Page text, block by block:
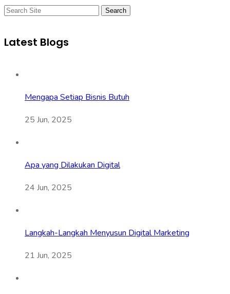
Search
Latest Blogs
Mengapa Setiap Bisnis Butuh
25 Jun, 2025
Apa yang Dilakukan Digital
24 Jun, 2025
Langkah-Langkah Menyusun Digital Marketing
21 Jun, 2025